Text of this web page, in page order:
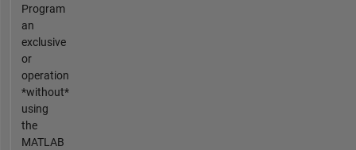
Program
an
exclusive
or
operation
*without*
using
the
MATLAB